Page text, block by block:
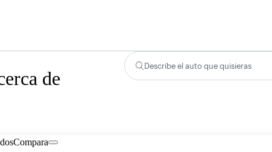
de
Describe el auto que quisieras
Compara